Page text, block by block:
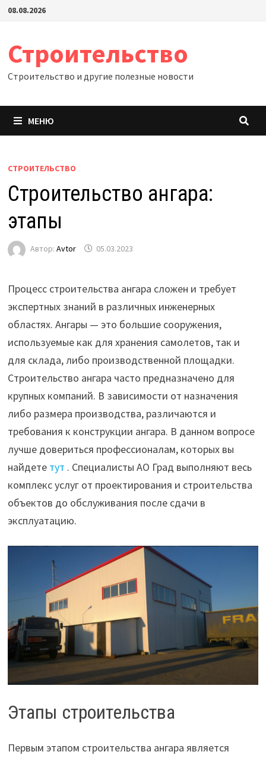
Перейти
08.08.2026
Строительство
Строительство и другие полезные новости
МЕНЮ
СТРОИТЕЛЬСТВО
Строительство ангара:
этапы
Автор: Avtor 05.03.2023
Процесс строительства ангара сложен и требует
экспертных знаний в различных инженерных
областях. Ангары — это большие сооружения,
используемые как для хранения самолетов, так и
для склада, либо производственной площадки.
Строительство ангара часто предназначено для
крупных компаний. В зависимости от назначения
либо размера производства, различаются и
требования к конструкции ангара. В данном вопросе
лучше довериться профессионалам, которых вы
найдете тут . Специалисты АО Град выполняют весь
комплекс услуг от проектирования и строительства
объектов до обслуживания после сдачи в
эксплуатацию.
Этапы строительства
Первым этапом строительства ангара является